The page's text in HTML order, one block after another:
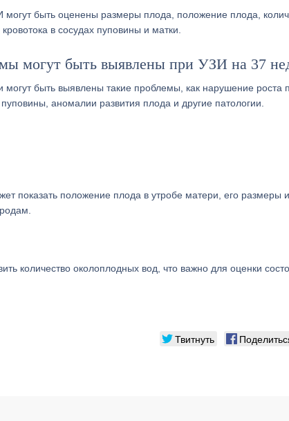
быть оценены размеры плода, положение плода,
в сосудах пуповины и матки.
могут быть выявлены при УЗИ на 37
быть выявлены такие проблемы, как нарушение роста
аномалии развития плода и другие патологии.
показать положение плода в утробе матери, его размеры
количество околоплодных вод, что важно для оценки
Твитнуть